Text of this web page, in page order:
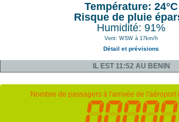
Température: 24°C
Risque de pluie
Humidité: 91%
Vent: WSW à 17km/h
Détail et prévisions
IL EST 11:52 AU BENIN
Nombre de passagers à l'arrivée de l'aéroport